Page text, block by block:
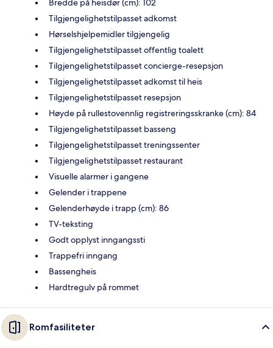
Bredde på heisdør (cm): 102
Tilgjengelighetstilpasset adkomst
Hørselshjelpemidler tilgjengelig
Tilgjengelighetstilpasset offentlig toalett
Tilgjengelighetstilpasset concierge-resepsjon
Tilgjengelighetstilpasset adkomst til heis
Tilgjengelighetstilpasset resepsjon
Høyde på rullestovennlig registreringsskranke (cm): 84
Tilgjengelighetstilpasset basseng
Tilgjengelighetstilpasset treningssenter
Tilgjengelighetstilpasset restaurant
Visuelle alarmer i gangene
Gelender i trappene
Gelenderhøyde i trapp (cm): 86
TV-teksting
Godt opplyst inngangssti
Trappefri inngang
Bassengheis
Hardtregulv på rommet
Romfasiliteter